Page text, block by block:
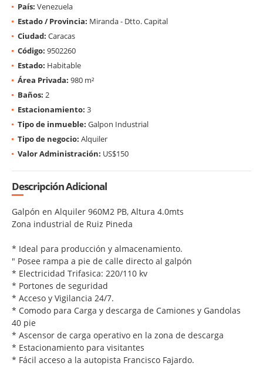
País: Venezuela
Estado / Provincia: Miranda - Dtto. Capital
Ciudad: Caracas
Código: 9502260
Estado: Habitable
Área Privada: 980 m²
Baños: 2
Estacionamiento: 3
Tipo de inmueble: Galpon Industrial
Tipo de negocio: Alquiler
Valor Administración: US$150
Descripción Adicional
Galpón en Alquiler 960M2 PB, Altura 4.0mts
Zona industrial de Ruiz Pineda
* Ideal para producción y almacenamiento.
" Posee rampa a pie de calle directo al galpón
* Electricidad Trifasica: 220/110 kv
* Portones de seguridad
* Acceso y Vigilancia 24/7.
* Comodo para Carga y descarga de Camiones y Gandolas
40 pie
* Ascensor de carga operativo en la zona de descarga
* Estacionamiento para visitantes
* Fácil acceso a la autopista Francisco Fajardo.